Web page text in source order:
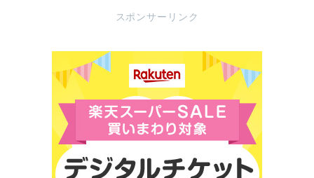
スポンサーリンク